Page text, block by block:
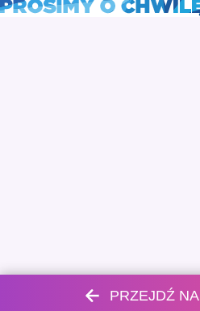
PRZEJDŹ NA